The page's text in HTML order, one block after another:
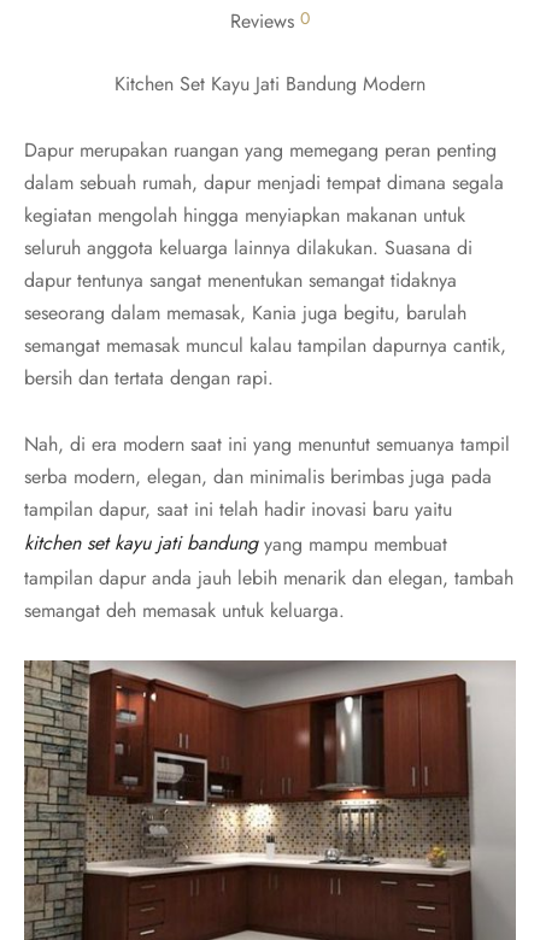
Reviews 0
Kitchen Set Kayu Jati Bandung Modern
Dapur merupakan ruangan yang memegang peran penting
dalam sebuah rumah, dapur menjadi tempat dimana segala
kegiatan mengolah hingga menyiapkan makanan untuk
seluruh anggota keluarga lainnya dilakukan. Suasana di
dapur tentunya sangat menentukan semangat tidaknya
seseorang dalam memasak, Kania juga begitu, barulah
semangat memasak muncul kalau tampilan dapurnya cantik,
bersih dan tertata dengan rapi.
Nah, di era modern saat ini yang menuntut semuanya tampil
serba modern, elegan, dan minimalis berimbas juga pada
tampilan dapur, saat ini telah hadir inovasi baru yaitu
kitchen set kayu jati bandungyang mampu membuat
tampilan dapur anda jauh lebih menarik dan elegan, tambah
semangat deh memasak untuk keluarga.